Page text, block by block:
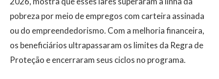
pobreza por meio de empregos com carteira assinada
ou do empreendedorismo. Com a melhoria financeira,
os beneficiários ultrapassaram os limites da Regra de
Proteção e encerraram seus ciclos no programa.